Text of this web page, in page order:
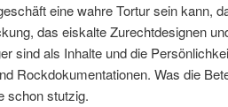
eine wahre Tortur sein kann,
das eiskalte Zurechtdesignen
sind als Inhalte und die
Rockdokumentationen. Was die
schon stutzig.